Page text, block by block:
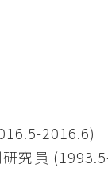
2016.6)
究員